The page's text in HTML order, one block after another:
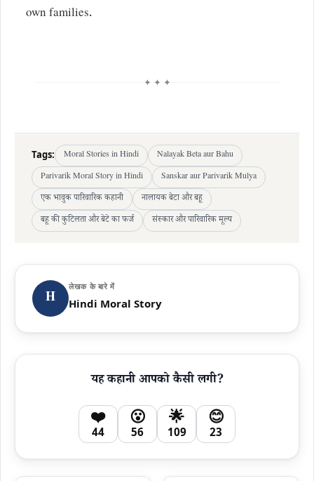
own families.
✦ ✦ ✦
Tags: Moral Stories in Hindi
Nalayak Beta aur Bahu
Parivarik Moral Story in Hindi
Sanskar aur Parivarik Mulya
एक भावुक पारिवारिक कहानी
नालायक बेटा और बहू
बहू की कुटिलता और बेटे का फर्ज
संस्कार और पारिवारिक मूल्य
H
लेखक के बारे में
Hindi Moral Story
यह कहानी आपको कैसी लगी?
❤️
44
😮
56
🌟
109
😊
23